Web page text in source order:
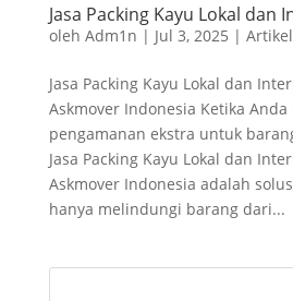
Jasa Packing Kayu Lokal dan
oleh Adm1n | Jul 3, 2025 | Artikel
Jasa Packing Kayu Lokal dan
Askmover Indonesia Ketika
pengamanan ekstra untuk
Jasa Packing Kayu Lokal dan
Askmover Indonesia adalah
hanya melindungi barang dari...